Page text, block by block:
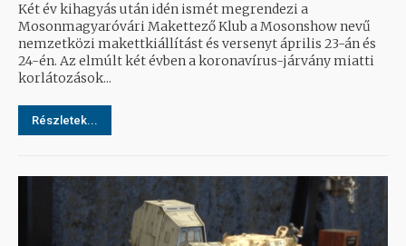
Két év kihagyás után idén ismét megrendezi a
Mosonmagyaróvári Makettező Klub a Mosonshow nevű
nemzetközi makettkiállítást és versenyt április 23-án és
24-én. Az elmúlt két évben a koronavírus-járvány miatti
korlátozások...
Részletek...